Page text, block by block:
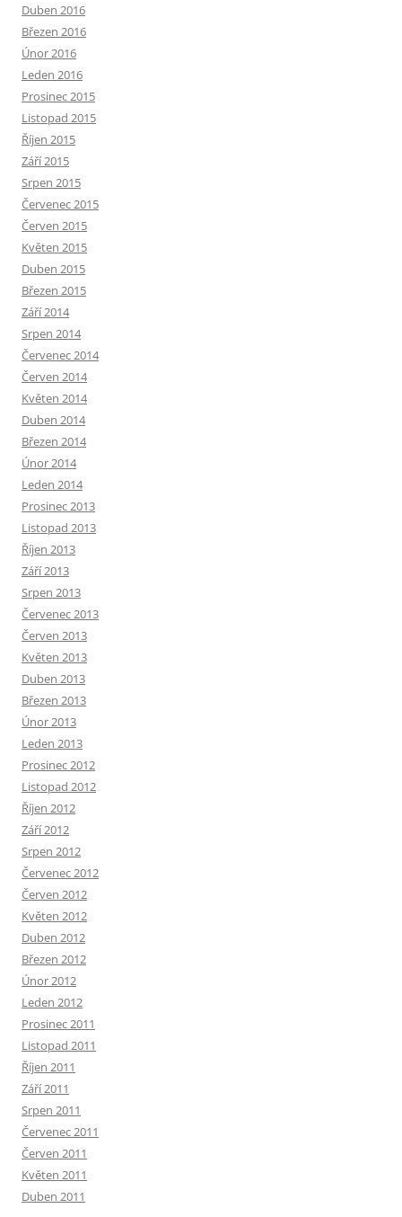
Duben 2016
Březen 2016
Únor 2016
Leden 2016
Prosinec 2015
Listopad 2015
Říjen 2015
Září 2015
Srpen 2015
Červenec 2015
Červen 2015
Květen 2015
Duben 2015
Březen 2015
Září 2014
Srpen 2014
Červenec 2014
Červen 2014
Květen 2014
Duben 2014
Březen 2014
Únor 2014
Leden 2014
Prosinec 2013
Listopad 2013
Říjen 2013
Září 2013
Srpen 2013
Červenec 2013
Červen 2013
Květen 2013
Duben 2013
Březen 2013
Únor 2013
Leden 2013
Prosinec 2012
Listopad 2012
Říjen 2012
Září 2012
Srpen 2012
Červenec 2012
Červen 2012
Květen 2012
Duben 2012
Březen 2012
Únor 2012
Leden 2012
Prosinec 2011
Listopad 2011
Říjen 2011
Září 2011
Srpen 2011
Červenec 2011
Červen 2011
Květen 2011
Duben 2011